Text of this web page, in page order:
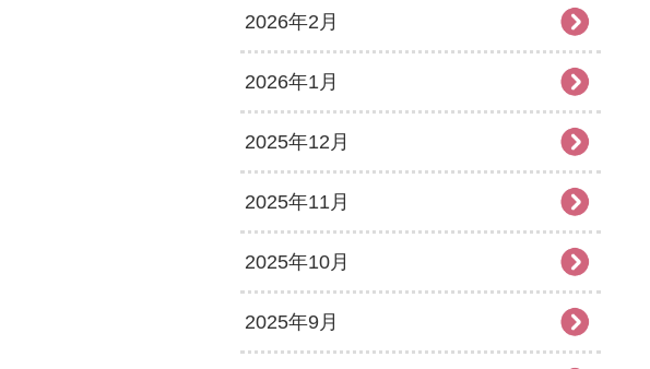
2026年2月
2026年1月
2025年12月
2025年11月
2025年10月
2025年9月